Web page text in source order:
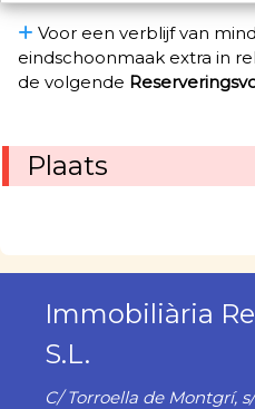
Voor een verblijf van
eindschoonmaak extra in
de volgende
Plaats
Immobiliària
S.L.
C/ Torroella de Montgrí,